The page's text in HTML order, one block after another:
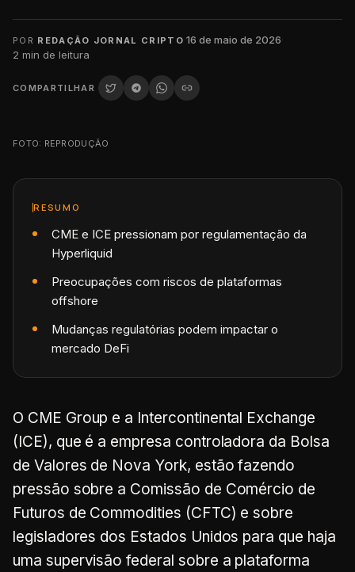
POR REDAÇÃO JORNAL CRIPTO·16 de maio de 2026·
2 min de leitura
COMPARTILHAR
FOTO: REPRODUÇÃO
RESUMO
CME e ICE pressionam por regulamentação da
Hyperliquid
Preocupações com riscos de plataformas
offshore
Mudanças regulatórias podem impactar o
mercado DeFi
O CME Group e a Intercontinental Exchange
(ICE), que é a empresa controladora da Bolsa
de Valores de Nova York, estão fazendo
pressão sobre a Comissão de Comércio de
Futuros de Commodities (CFTC) e sobre
legisladores dos Estados Unidos para que haja
uma supervisão federal sobre a plataforma